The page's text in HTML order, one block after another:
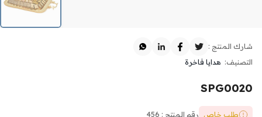
التصنيف: هدايا فاخرة
شارك المنتج :
SPG0020
طلب خاص رقم المنتج : 456